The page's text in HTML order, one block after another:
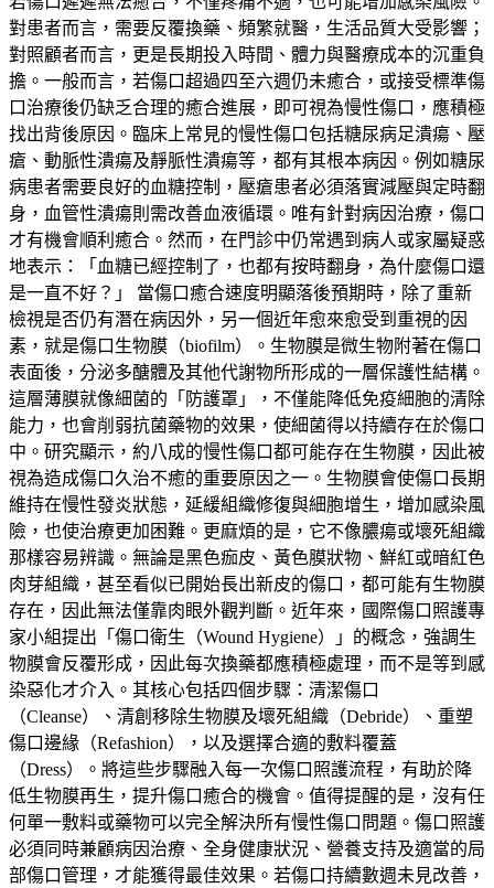
對患者而言，需要反覆換藥、頻繁就醫，生活品質大受影響；
對照顧者而言，更是長期投入時間、體力與醫療成本的沉重負
擔。一般而言，若傷口超過四至六週仍未癒合，或接受標準傷
口治療後仍缺乏合理的癒合進展，即可視為慢性傷口，應積極
找出背後原因。臨床上常見的慢性傷口包括糖尿病足潰瘍、壓
瘡、動脈性潰瘍及靜脈性潰瘍等，都有其根本病因。例如糖尿
病患者需要良好的血糖控制，壓瘡患者必須落實減壓與定時翻
身，血管性潰瘍則需改善血液循環。唯有針對病因治療，傷口
才有機會順利癒合。然而，在門診中仍常遇到病人或家屬疑惑
地表示：「血糖已經控制了，也都有按時翻身，為什麼傷口還
是一直不好？」 當傷口癒合速度明顯落後預期時，除了重新
檢視是否仍有潛在病因外，另一個近年愈來愈受到重視的因
素，就是傷口生物膜（biofilm）。生物膜是微生物附著在傷口
表面後，分泌多醣體及其他代謝物所形成的一層保護性結構。
這層薄膜就像細菌的「防護罩」，不僅能降低免疫細胞的清除
能力，也會削弱抗菌藥物的效果，使細菌得以持續存在於傷口
中。研究顯示，約八成的慢性傷口都可能存在生物膜，因此被
視為造成傷口久治不癒的重要原因之一。生物膜會使傷口長期
維持在慢性發炎狀態，延緩組織修復與細胞增生，增加感染風
險，也使治療更加困難。更麻煩的是，它不像膿瘍或壞死組織
那樣容易辨識。無論是黑色痂皮、黃色膜狀物、鮮紅或暗紅色
肉芽組織，甚至看似已開始長出新皮的傷口，都可能有生物膜
存在，因此無法僅靠肉眼外觀判斷。近年來，國際傷口照護專
家小組提出「傷口衛生（Wound Hygiene）」的概念，強調生
物膜會反覆形成，因此每次換藥都應積極處理，而不是等到感
染惡化才介入。其核心包括四個步驟：清潔傷口
（Cleanse）、清創移除生物膜及壞死組織（Debride）、重塑
傷口邊緣（Refashion），以及選擇合適的敷料覆蓋
（Dress）。將這些步驟融入每一次傷口照護流程，有助於降
低生物膜再生，提升傷口癒合的機會。值得提醒的是，沒有任
何單一敷料或藥物可以完全解決所有慢性傷口問題。傷口照護
必須同時兼顧病因治療、全身健康狀況、營養支持及適當的局
部傷口管理，才能獲得最佳效果。若傷口持續數週未見改善，